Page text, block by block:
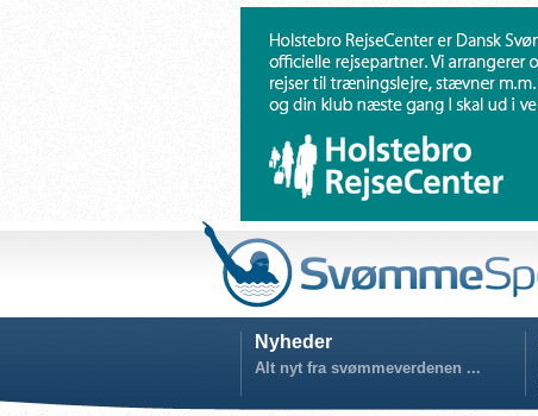
Nyheder
Alt nyt fra svømmeverdenen ...